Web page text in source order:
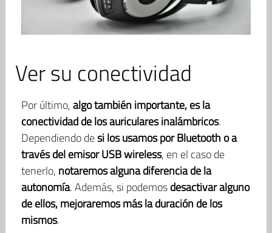
Ver su conectividad
Por último,algo también importante, es la
conectividad de los auriculares inalámbricos.
Dependiendo desi los usamos por Bluetooth o a
través del emisor USB wireless, en el caso de
tenerlo, notaremos alguna diferencia de la
autonomía. Además, si podemosdesactivar alguno
de ellos, mejoraremos más la duración de los
mismos.